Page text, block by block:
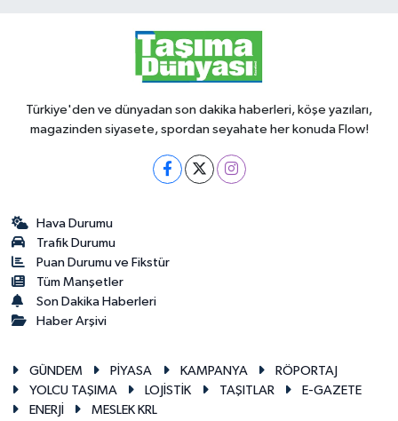
Türkiye'den ve dünyadan son dakika haberleri, köşe yazıları,
magazinden siyasete, spordan seyahate her konuda Flow!
Hava Durumu
Trafik Durumu
Puan Durumu ve Fikstür
Tüm Manşetler
Son Dakika Haberleri
Haber Arşivi
GÜNDEM PİYASA KAMPANYA
RÖPORTAJ
YOLCU TAŞIMA
LOJİSTİK TAŞITLAR
E-GAZETE
ENERJİ
MESLEK KRL